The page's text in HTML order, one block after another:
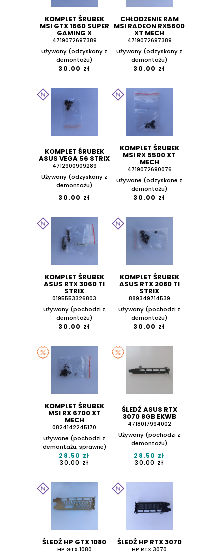
KOMPLET ŚRUBEK
MSI GTX 1660 SUPER
GAMING X
4719072697389
Używany (odzyskany z
demontażu)
30.00 zł
CHŁODZENIE RAM
MSI RADEON RX5600
XT MECH
4719072697389
Używany (odzyskany z
demontażu)
30.00 zł
KOMPLET ŚRUBEK
ASUS VEGA 56 STRIX
4712900909289
Używany (odzyskany z
demontażu)
30.00 zł
KOMPLET ŚRUBEK
MSI RX 5500 XT
MECH
4719072690076
Używane (odzyskane z
demontażu)
30.00 zł
KOMPLET ŚRUBEK
ASUS RTX 3060 TI
STRIX
0195553326803
Używany (pochodzi z
demontażu)
30.00 zł
KOMPLET ŚRUBEK
ASUS RTX 2080 TI
STRIX
889349714539
Używany (pochodzi z
demontażu)
30.00 zł
KOMPLET ŚRUBEK
MSI RX 6700 XT
MECH
0824142245170
Używane (pochodzi z
demontażu, sprawne)
28.50 zł
30.00 zł
ŚLEDŹ ASUS RTX
3070 8GB EKWB
4718017994002
Używany (pochodzi z
demontażu)
28.50 zł
30.00 zł
ŚLEDŹ HP GTX 1080
HP GTX 1080
ŚLEDŹ HP RTX 3070
HP RTX 3070